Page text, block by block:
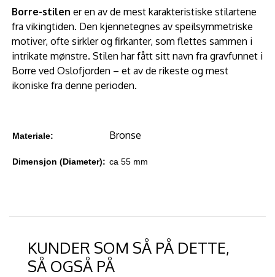
Borre-stilen er en av de mest karakteristiske stilartene
fra vikingtiden. Den kjennetegnes av speilsymmetriske
motiver, ofte sirkler og firkanter, som flettes sammen i
intrikate mønstre. Stilen har fått sitt navn fra gravfunnet i
Borre ved Oslofjorden – et av de rikeste og mest
ikoniske fra denne perioden.
Materiale: Bronse
Dimensjon (Diameter): ca 55 mm
KUNDER SOM SÅ PÅ DETTE,
SÅ OGSÅ PÅ